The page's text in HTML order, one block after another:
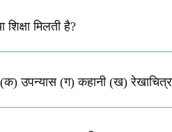
मिलती है?
(क) उपन्यास (ग) कहानी (ख)